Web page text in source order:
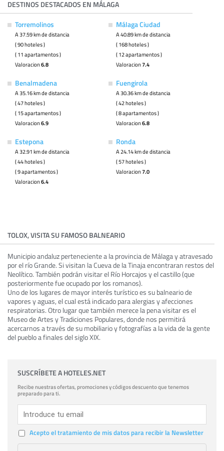
DESTINOS DESTACADOS EN MÁLAGA
Torremolinos
A 37.59 km de distancia
( 90 hoteles )
( 11 apartamentos )
Valoracion6.8
Málaga Ciudad
A 40.89 km de distancia
( 168 hoteles )
( 12 apartamentos )
Valoracion7.4
Benalmadena
A 35.16 km de distancia
( 47 hoteles )
( 15 apartamentos )
Valoracion6.9
Fuengirola
A 30.36 km de distancia
( 42 hoteles )
( 8 apartamentos )
Valoracion6.8
Estepona
A 32.91 km de distancia
( 44 hoteles )
( 9 apartamentos )
Valoracion6.4
Ronda
A 24.14 km de distancia
( 57 hoteles )
Valoracion7.0
TOLOX, VISITA SU FAMOSO BALNEARIO
Municipio andaluz perteneciente a la provincia de Málaga y atravesado
por el río Grande. Si visitan la Cueva de la Tinaja encontraran restos del
Neolítico. También podrán visitar el Río Horcajos y el castillo (que
posteriormente fue ocupado por los romanos).
Uno de los lugares de mayor interés turístico es su balneario de
vapores y aguas, el cual está indicado para alergias y afecciones
respiratorias. Otro lugar que también merece la pena visitar es el
Museo de Artes y Tradiciones Populares, donde nos permitirá
acercarnos a través de su mobiliario y fotografías a la vida de la gente
del pueblo a finales del siglo XIX.
SUSCRÍBETE A HOTELES.NET
Recibe nuestras ofertas, promociones y códigos descuento que tenemos
preparado para ti.
Acepto el tratamiento de mis datos para recibir la Newsletter